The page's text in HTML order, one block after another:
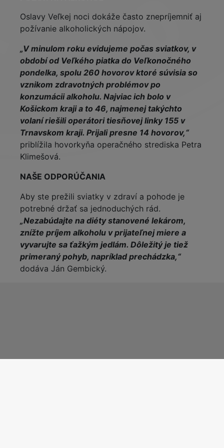
Oslavy Veľkej noci dokáže často znepríjemniť aj
požívanie alkoholických nápojov.
„V minulom roku evidujeme počas sviatkov, v
období od Veľkého piatka do Veľkonočného
pondelka, spolu 260 hovorov ktoré súvisia so
vznikom zdravotných problémov po
konzumácii alkoholu. Najviac ich bolo v
Košickom kraji a to 46, najmenej takýchto
volaní riešili operátori tiesňovej linky 155 v
Trnavskom kraji. Prijali presne 14 hovorov,“
priblížila hovorkyňa operačného strediska Petra
Klimešová.
NAŠE ODPORÚČANIA
Aby ste prežili sviatky v zdraví a pohode je
potrebné držať sa jednoduchých rád.
„Nezabúdajte na diéty stanovené lekárom,
znížte príjem alkoholu v prijateľnej miere a
vyvarujte sa ťažkým jedlám. Dôležitý je tiež
primeraný pohyb, napríklad prechádzka,“
dodáva Ján Gembický.